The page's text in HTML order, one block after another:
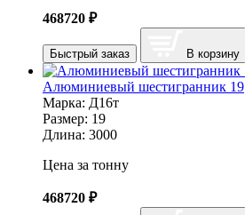
468720 ₽
Быстрый заказ В корзину
Алюминиевый шестигранник 19
Марка: Д16т
Размер: 19
Длина: 3000
Цена за тонну
468720 ₽